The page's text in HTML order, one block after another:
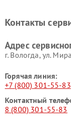
Контакты
Адрес
г. Вологда, ул.
Горячая линия:
+7 (800) 301-55-83
Контактный
8 (800) 301-55-83